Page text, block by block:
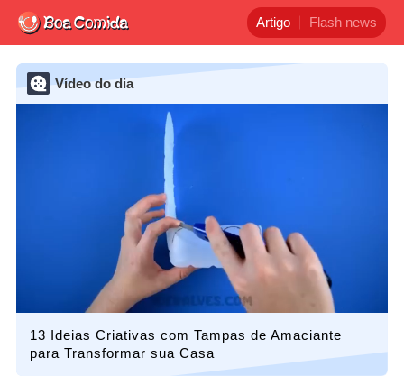
Artigo Flash news
Vídeo do dia
13 Ideias Criativas com Tampas de Amaciante
para Transformar sua Casa